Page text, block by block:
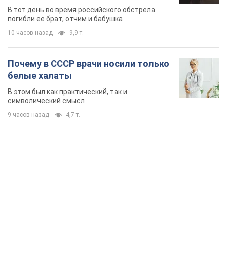
область. Фото
В тот день во время российского обстрела
погибли ее брат, отчим и бабушка
10 часов назад 9,9 т.
Почему в СССР врачи носили только
белые халаты
В этом был как практический, так и
символический смысл
9 часов назад 4,7 т.